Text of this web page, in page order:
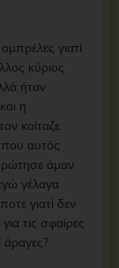
γιατί
κύριος
ήταν
η
κοίταζε
αυτός
ρώτησε άμαν
γέλαγα
γιατί δεν
τις σφαίρες
άραγες?